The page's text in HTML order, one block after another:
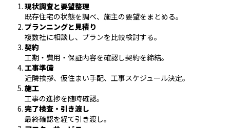
現状調査と要望整理
既存住宅の状態を調べ、施主の要望をまとめる。
プランニングと見積り
複数社に相談し、プランを比較検討する。
契約
工期・費用・保証内容を確認し契約を締結。
工事準備
近隣挨拶、仮住まい手配、工事スケジュール決定。
施工
工事の進捗を随時確認。
完了検査・引き渡し
最終確認を経て引き渡し。